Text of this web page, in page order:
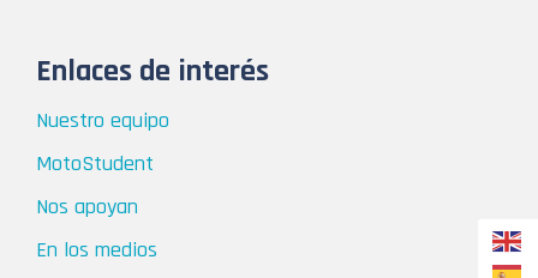
Enlaces de interés
Nuestro equipo
MotoStudent
Nos apoyan
En los medios